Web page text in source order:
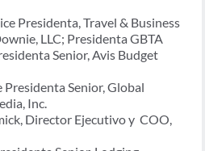
Presidenta, Travel & Business
LLC; Presidenta GBTA
Senior, Avis Budget
Presidenta Senior, Global
Inc.
Director Ejecutivo y COO,